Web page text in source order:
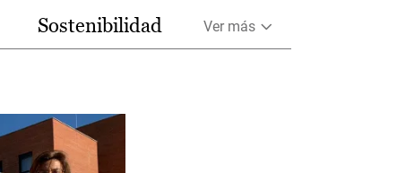
Sostenibilidad Ver más